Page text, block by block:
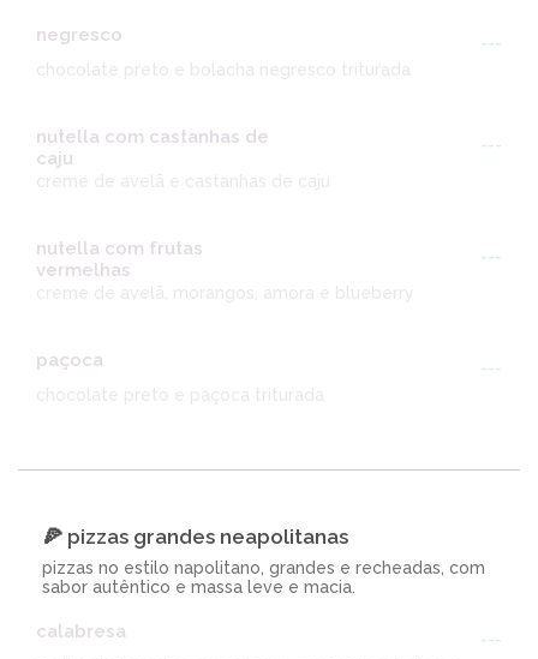
negresco
---
chocolate preto e bolacha negresco triturada
nutella com castanhas de
caju
---
creme de avelã e castanhas de caju
nutella com frutas
vermelhas
---
creme de avelã, morangos, amora e blueberry
paçoca
---
chocolate preto e paçoca triturada
🍕 pizzas grandes neapolitanas
pizzas no estilo napolitano, grandes e recheadas, com
sabor autêntico e massa leve e macia.
calabresa
---